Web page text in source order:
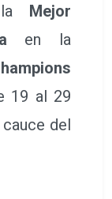
Mejor
en la
19 al 29
del